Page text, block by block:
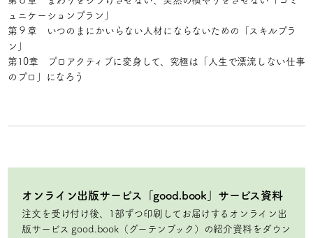
ュニケーションプラン」
第９章 いつのまにかいらない人材にならないための「スキルプラ
ン」
第10章 プロアクティブに変身して、究極は「人生で漂流しない仕事
のプロ」になろう
オンライン出版サービス「good.book」サービス資料
注文を受け付け後、1部ずつ印刷してお届けするオンライン出
版サービス good.book（グーテンブック）の紹介資料をダウン